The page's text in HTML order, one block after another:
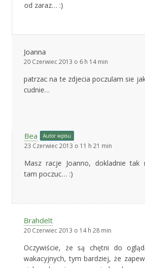
od zaraz… :)
Joanna
20 Czerwiec 2013 o 6 h 14 min
patrzac na te zdjecia poczulam sie
cudnie…
Bea Autor wpisu
23 Czerwiec 2013 o 11 h 21 min
Masz racje Joanno, dokladnie tak
tam poczuc… :)
Brahdelt
20 Czerwiec 2013 o 14 h 28 min
Oczywiście, że są chętni do
wakacyjnych, tym bardziej, że